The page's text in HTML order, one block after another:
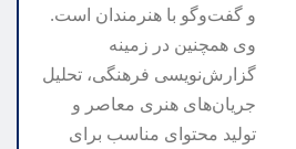
و گفت‌وگو با هنرمندان است.
وی همچنین در زمینه
گزارش‌نویسی فرهنگی، تحلیل
جریان‌های هنری معاصر و
تولید محتوای مناسب برای